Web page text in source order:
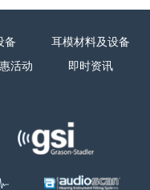
备
耳模材料及设备
活动
即时资讯